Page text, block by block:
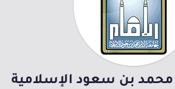
محمد بن سعود الإسلامية